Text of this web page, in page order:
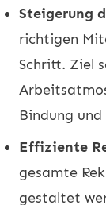
Steigerung
richtigen
Schritt. Ziel
Bindung
Effiziente
gesamte
gestaltet